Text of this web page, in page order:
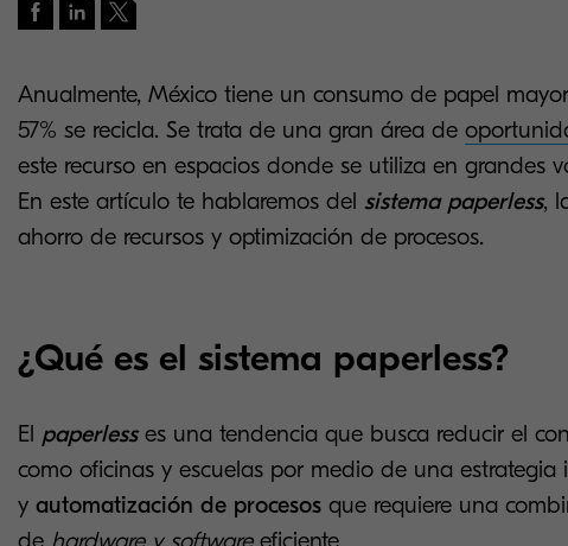
Anualmente, México tiene un consumo de papel
57% se recicla. Se trata de una gran área de
este recurso en espacios donde se utiliza en grandes
En este artículo te hablaremos del sistema paperless,
ahorro de recursos y optimización de procesos.
¿Qué es el sistema paperless?
El paperlesses una tendencia que busca reducir el
como oficinas y escuelas por medio de una estrategia
y automatización de procesosque requiere una
de hardware y softwareeficiente.